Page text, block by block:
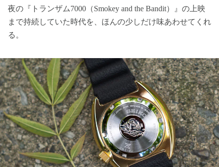
夜の『トランザム7000（Smokey and the Bandit）』の上映
まで持続していた時代を、ほんの少しだけ味あわせてくれ
る。